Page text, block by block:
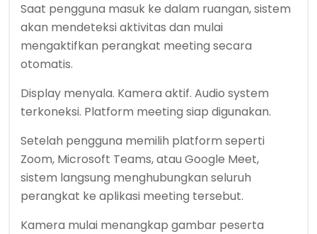
Saat pengguna masuk ke dalam ruangan, sistem
akan mendeteksi aktivitas dan mulai
mengaktifkan perangkat meeting secara
otomatis.
Display menyala. Kamera aktif. Audio system
terkoneksi. Platform meeting siap digunakan.
Setelah pengguna memilih platform seperti
Zoom, Microsoft Teams, atau Google Meet,
sistem langsung menghubungkan seluruh
perangkat ke aplikasi meeting tersebut.
Kamera mulai menangkap gambar peserta